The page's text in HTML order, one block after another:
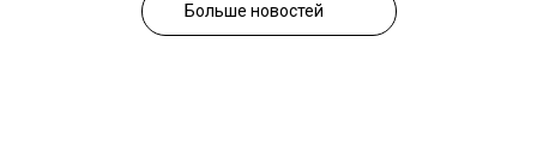
Больше новостей